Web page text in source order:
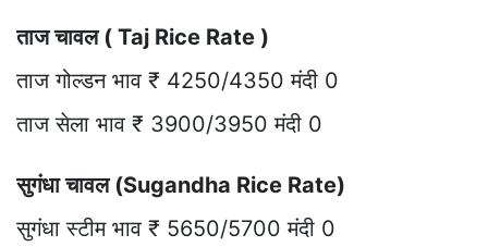
ताज चावल ( Taj Rice Rate )
ताज गोल्डन भाव ₹ 4250/4350 मंदी 0
ताज सेला भाव ₹ 3900/3950 मंदी 0
सुगंधा चावल (Sugandha Rice Rate)
सुगंधा स्टीम भाव ₹ 5650/5700 मंदी 0